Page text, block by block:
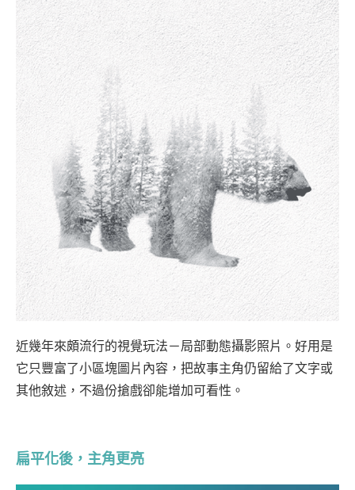
近幾年來頗流行的視覺玩法－局部動態攝影照片。好用是
它只豐富了小區塊圖片內容，把故事主角仍留給了文字或
其他敘述，不過份搶戲卻能增加可看性。
扁平化後，主角更亮